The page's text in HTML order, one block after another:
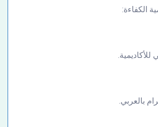
الكفاءة:
للأكاديمية.
بالعربي.